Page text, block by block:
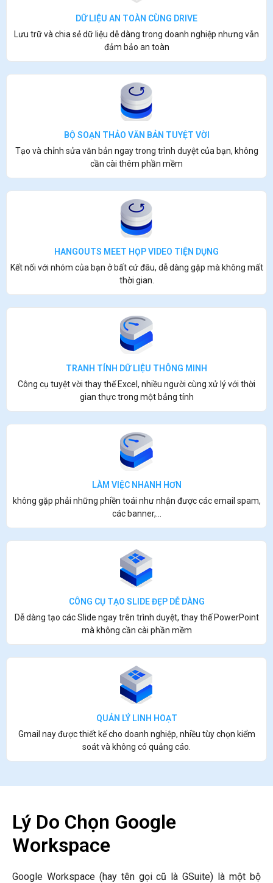
DỮ LIỆU AN TOÀN CÙNG DRIVE
Lưu trữ và chia sẻ dữ liệu dễ dàng trong doanh nghiệp nhưng vẫn
đảm bảo an toàn
BỘ SOẠN THẢO VĂN BẢN TUYỆT VỜI
Tạo và chỉnh sửa văn bản ngay trong trình duyệt của bạn, không
cần cài thêm phần mềm
HANGOUTS MEET HỌP VIDEO TIỆN DỤNG
Kết nối với nhóm của bạn ở bất cứ đâu, dễ dàng gặp mà không mất
thời gian.
TRANH TÍNH DỮ LIỆU THÔNG MINH
Công cụ tuyệt vời thay thế Excel, nhiều người cùng xử lý với thời
gian thực trong một bảng tính
LÀM VIỆC NHANH HƠN
không gặp phải những phiền toái như nhận được các email spam,
các banner,...
CÔNG CỤ TẠO SLIDE ĐẸP DỄ DÀNG
Dễ dàng tạo các Slide ngay trên trình duyệt, thay thế PowerPoint
mà không cần cài phần mềm
QUẢN LÝ LINH HOẠT
Gmail nay được thiết kế cho doanh nghiệp, nhiều tùy chọn kiểm
soát và không có quảng cáo.
Lý Do Chọn Google
Workspace
Google Workspace (hay tên gọi cũ là GSuite) là một bộ